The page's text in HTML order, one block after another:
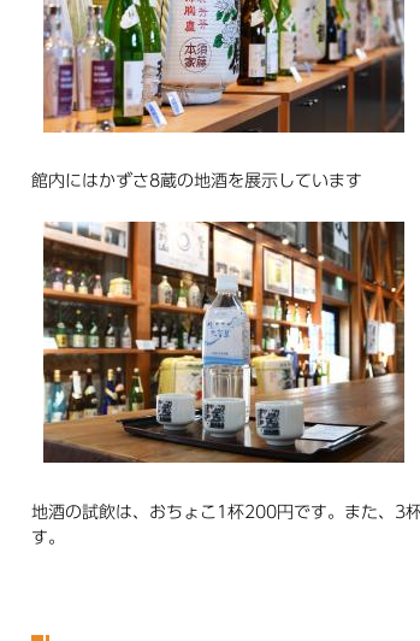
館内にはかずさ8蔵の地酒を展示しています
地酒の試飲は、おちょこ1杯200円です。また、3
す。